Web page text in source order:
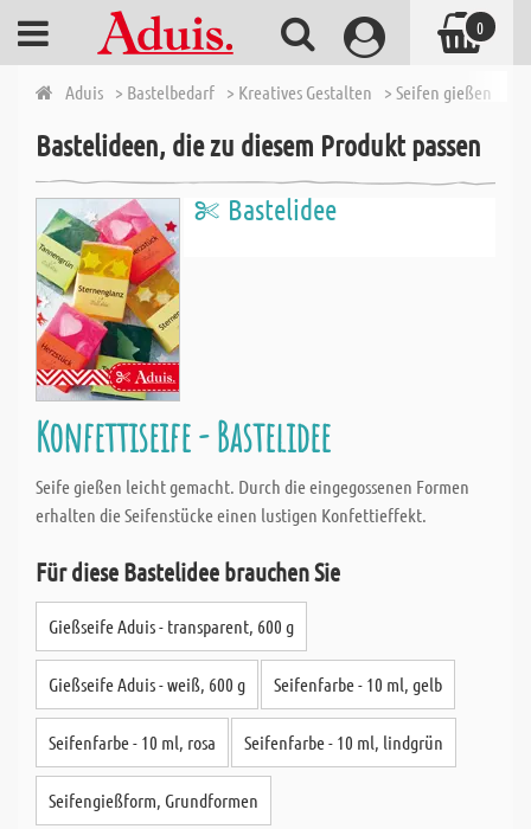
Aduis > Bastelbedarf > Kreatives Gestalten > Seifen gießen
Bastelideen, die zu diesem Produkt passen
Bastelidee
Konfettiseife - Bastelidee
Seife gießen leicht gemacht. Durch die eingegossenen Formen
erhalten die Seifenstücke einen lustigen Konfettieffekt.
Für diese Bastelidee brauchen Sie
Gießseife Aduis - transparent, 600 g
Gießseife Aduis - weiß, 600 g Seifenfarbe - 10 ml, gelb
Seifenfarbe - 10 ml, rosa Seifenfarbe - 10 ml, lindgrün
Seifengießform, Grundformen
0